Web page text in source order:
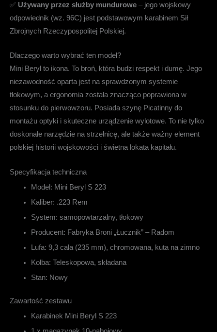
✅ Używany przez służby mundurowe – jego wojskowy
odpowiednik (wz. 96C) jest podstawowym karabinem Sił
Zbrojnych Rzeczypospolitej Polskiej.
Dlaczego warto wybrać ten model?
Mini Beryl to ikona. To broń, która budzi respekt i dumę. Jego
niezawodność oparta jest na sprawdzonym systemie
tłokowym, a ergonomia została znacząco poprawiona w
stosunku do pierwowzoru. Posiada szynę Picatinny do
montażu optyki i skuteczne urządzenie wylotowe. To nie tylko
doskonałe narzędzie na strzelnicę, ale także ważny element
polskiej historii wojskowości i świetna lokata kapitału.
Specyfikacja techniczna
Model: Mini Beryl S 223
Kaliber: .223 Rem
System: samopowtarzalny, tłokowy
Producent: Fabryka Broni „Łucznik” – Radom
Lufa: 9,3 cala (235 mm), chromowana, kuta na zimno
Kolba: Teleskopowa, składana
Stan: Nowy
Zawartość zestawu
Karabinek Mini Beryl S 223